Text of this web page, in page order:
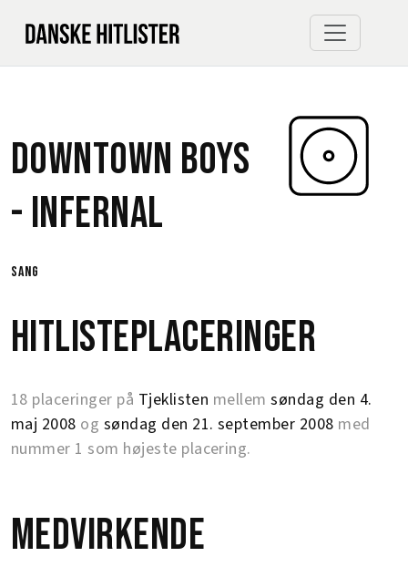
Downtown Boys
- Infernal
sang
Hitlisteplaceringer
18 placeringer på Tjeklisten mellemsøndag den 4.
maj 2008 og søndag den 21. september 2008 med
nummer 1 som højeste placering.
Medvirkende